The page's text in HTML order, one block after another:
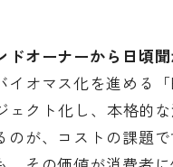
オーナーから日頃聞
イオマス化を進める
ェクト化し、本格的
のが、コストの課題